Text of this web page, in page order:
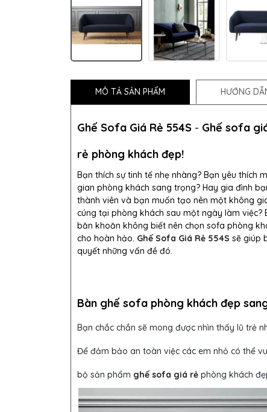
MÔ TẢ SẢN PHẨM HƯỚNG
Ghế Sofa Giá Rẻ 554S - Ghế sofa
rẻ phòng khách đẹp!
Bạn thích sự tinh tế nhẹ nhàng? Bạn yêu thích
gian phòng khách sang trọng? Hay gia đình
thành viên và bạn muốn tạo nên một không
cúng tại phòng khách sau một ngày làm việc?
băn khoăn không biết nên chọn sofa phòng
cho hoàn hảo. Ghế Sofa Giá Rẻ 554S sẽ giúp
quyết những vấn đề đó.
Bàn ghế sofa phòng khách đẹp
Bạn chắc chắn sẽ mong được nhìn thấy lũ trẻ
Để đảm bảo an toàn việc các em nhỏ có thể
bộ sản phẩm ghế sofa giá rẻ phòng khách